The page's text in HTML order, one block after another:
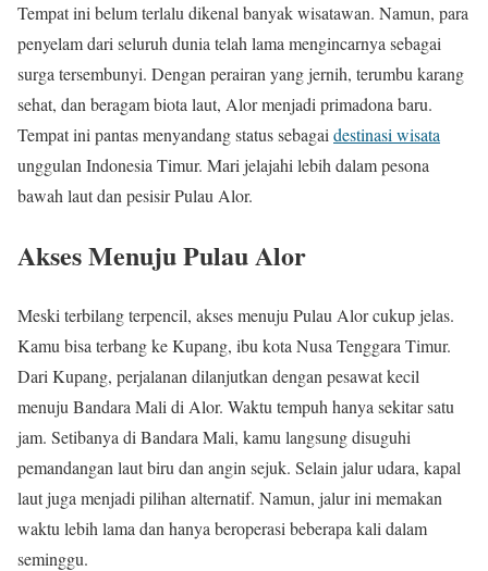
Tempat ini belum terlalu dikenal banyak wisatawan. Namun, para
penyelam dari seluruh dunia telah lama mengincarnya sebagai
surga tersembunyi. Dengan perairan yang jernih, terumbu karang
sehat, dan beragam biota laut, Alor menjadi primadona baru.
Tempat ini pantas menyandang status sebagai destinasi wisata
unggulan Indonesia Timur. Mari jelajahi lebih dalam pesona
bawah laut dan pesisir Pulau Alor.
Akses Menuju Pulau Alor
Meski terbilang terpencil, akses menuju Pulau Alor cukup jelas.
Kamu bisa terbang ke Kupang, ibu kota Nusa Tenggara Timur.
Dari Kupang, perjalanan dilanjutkan dengan pesawat kecil
menuju Bandara Mali di Alor. Waktu tempuh hanya sekitar satu
jam. Setibanya di Bandara Mali, kamu langsung disuguhi
pemandangan laut biru dan angin sejuk. Selain jalur udara, kapal
laut juga menjadi pilihan alternatif. Namun, jalur ini memakan
waktu lebih lama dan hanya beroperasi beberapa kali dalam
seminggu.